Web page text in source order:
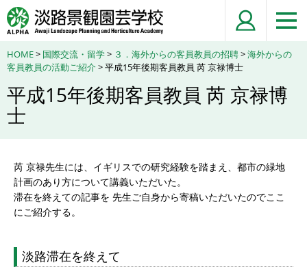
HOME> 国際交流・留学> ３．海外からの客員教員の招聘>海外からの
客員教員の活動ご紹介> 平成15年後期客員教員 芮 京禄博士
平成15年後期客員教員 芮 京禄博
士
芮 京禄先生には、イギリスでの研究経験を踏まえ、都市の緑地
計画のあり方について講義いただいた。
滞在を終えての記事を 先生ご自身から寄稿いただいたのでここ
にご紹介する。
淡路滞在を終えて